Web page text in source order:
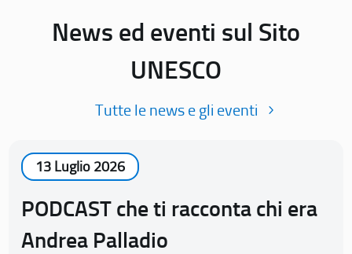
News ed eventi sul Sito
UNESCO
Tutte le news e gli eventi
13 Luglio 2026
PODCAST che ti racconta chi era
Andrea Palladio